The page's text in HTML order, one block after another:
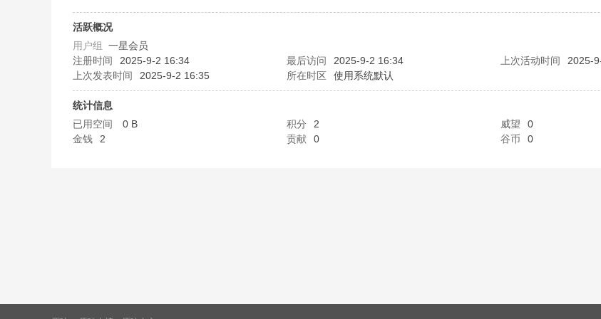
活跃概况
用户组 一星会员
注册时间
2025-9-2 16:34 最后访问 2025-9-2 16:34 上次活动时间
2025-
上次发表时间
2025-9-2 16:35 所在时区 使用系统默认
统计信息
已用空间
0 B 积分 2 威望
0
金钱
2 贡献 0 谷币 0